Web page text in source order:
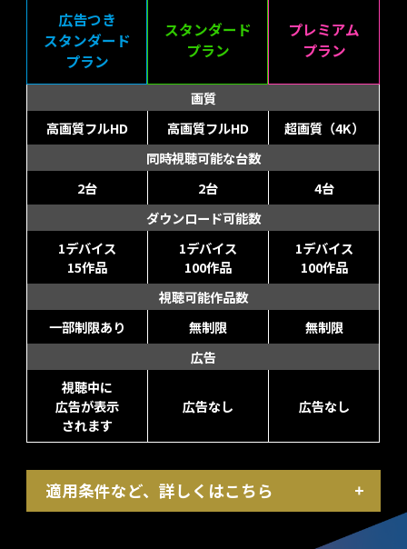
広告つき
スタンダード
プラン
スタンダード
プラン
プレミアム
プラン
画質
高画質フルHD
高画質フルHD
超画質（4K）
同時視聴可能な台数
2台
2台
4台
ダウンロード可能数
1デバイス
15作品
1デバイス
100作品
1デバイス
100作品
視聴可能作品数
一部制限あり
無制限
無制限
広告
視聴中に
広告が表示
されます
広告なし 広告なし
適用条件など、詳しくはこちら